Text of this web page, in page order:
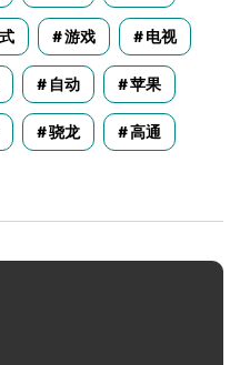
游戏 电视
自动 苹果
骁龙 高通